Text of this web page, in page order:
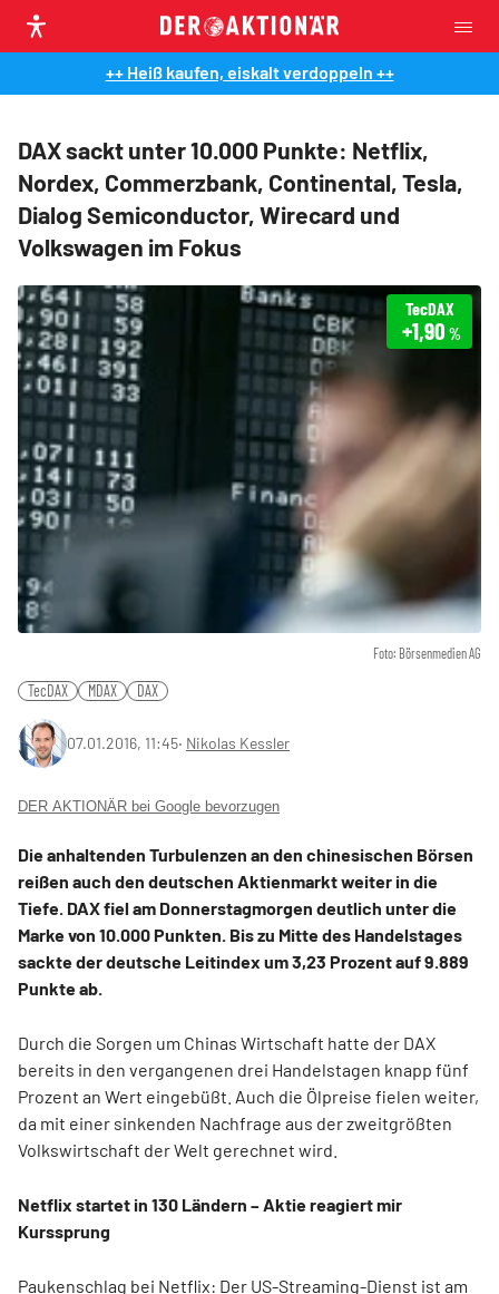
++ Heiß kaufen, eiskalt verdoppeln ++
DAX sackt unter 10.000 Punkte: Netflix,
Nordex, Commerzbank, Continental, Tesla,
Dialog Semiconductor, Wirecard und
Volkswagen im Fokus
Foto: Börsenmedien AG
TecDAX
+1,90 %
TecDAX MDAX DAX
07.01.2016, 11:45‧ Nikolas Kessler
DER AKTIONÄR bei Google bevorzugen
Die anhaltenden Turbulenzen an den chinesischen Börsen
reißen auch den deutschen Aktienmarkt weiter in die
Tiefe. DAX fiel am Donnerstagmorgen deutlich unter die
Marke von 10.000 Punkten. Bis zu Mitte des Handelstages
sackte der deutsche Leitindex um 3,23 Prozent auf 9.889
Punkte ab.
Durch die Sorgen um Chinas Wirtschaft hatte der DAX
bereits in den vergangenen drei Handelstagen knapp fünf
Prozent an Wert eingebüßt. Auch die Ölpreise fielen weiter,
da mit einer sinkenden Nachfrage aus der zweitgrößten
Volkswirtschaft der Welt gerechnet wird.
Netflix startet in 130 Ländern – Aktie reagiert mir
Kurssprung
Paukenschlag bei Netflix: Der US-Streaming-Dienst ist am